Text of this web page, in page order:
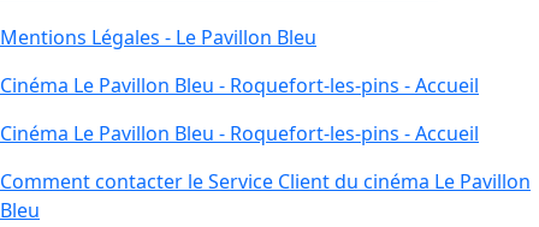
Mentions Légales - Le Pavillon Bleu
Cinéma Le Pavillon Bleu - Roquefort-les-pins - Accueil
Cinéma Le Pavillon Bleu - Roquefort-les-pins - Accueil
Comment contacter le Service Client du cinéma Le Pavillon
Bleu